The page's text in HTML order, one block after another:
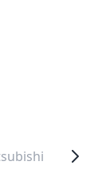
lima